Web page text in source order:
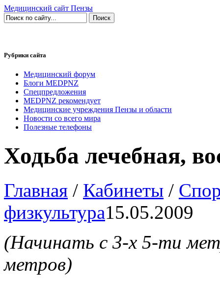
Медицинский сайт Пензы
Рубрики сайта
Медицинский форум
Блоги MEDPNZ
Спецпредложения
MEDPNZ рекомендует
Медицинские учреждения Пензы и области
Новости со всего мира
Полезные телефоны
Ходьба лечебная,
Главная / Кабинеты /
физкультура15.05.2009
(Начинать с 3-х 5-ти
метров)